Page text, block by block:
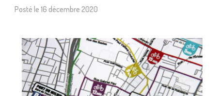
Posté le 16 décembre 2020